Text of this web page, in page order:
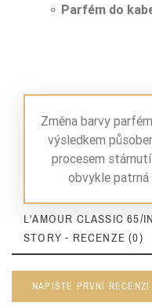
⚬ Parfém do
Změna barvy
výsledkem
procesem
obvykle patrná
L'AMOUR CLASSIC 65/
STORY - RECENZE (0)
NAPIŠTE PRVNÍ RECENZI